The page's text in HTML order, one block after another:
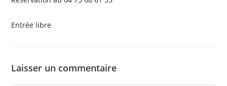
Entrée libre
Laisser un commentaire